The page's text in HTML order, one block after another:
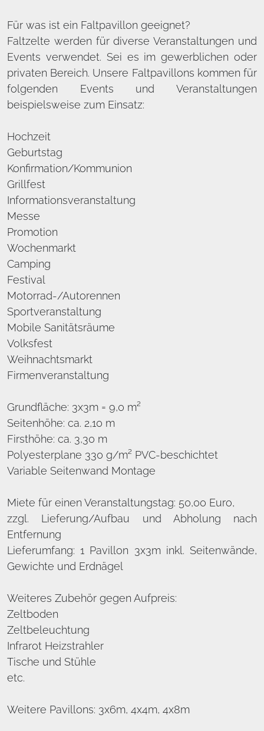
Für was ist ein Faltpavillon geeignet?
Faltzelte werden für diverse Veranstaltungen und
Events verwendet. Sei es im gewerblichen oder
privaten Bereich. Unsere Faltpavillons kommen für
folgenden Events und Veranstaltungen
beispielsweise zum Einsatz:
Hochzeit
Geburtstag
Konfirmation/Kommunion
Grillfest
Informationsveranstaltung
Messe
Promotion
Wochenmarkt
Camping
Festival
Motorrad-/Autorennen
Sportveranstaltung
Mobile Sanitätsräume
Volksfest
Weihnachtsmarkt
Firmenveranstaltung
Grundfläche: 3x3m = 9,0 m²
Seitenhöhe: ca. 2,10 m
Firsthöhe: ca. 3,30 m
Polyesterplane 330 g/m² PVC-beschichtet
Variable Seitenwand Montage
Miete für einen Veranstaltungstag: 50,00 Euro,
zzgl. Lieferung/Aufbau und Abholung nach
Entfernung
Lieferumfang: 1 Pavillon 3x3m inkl. Seitenwände,
Gewichte und Erdnägel
Weiteres Zubehör gegen Aufpreis:
Zeltboden
Zeltbeleuchtung
Infrarot Heizstrahler
Tische und Stühle
etc.
Weitere Pavillons: 3x6m, 4x4m, 4x8m